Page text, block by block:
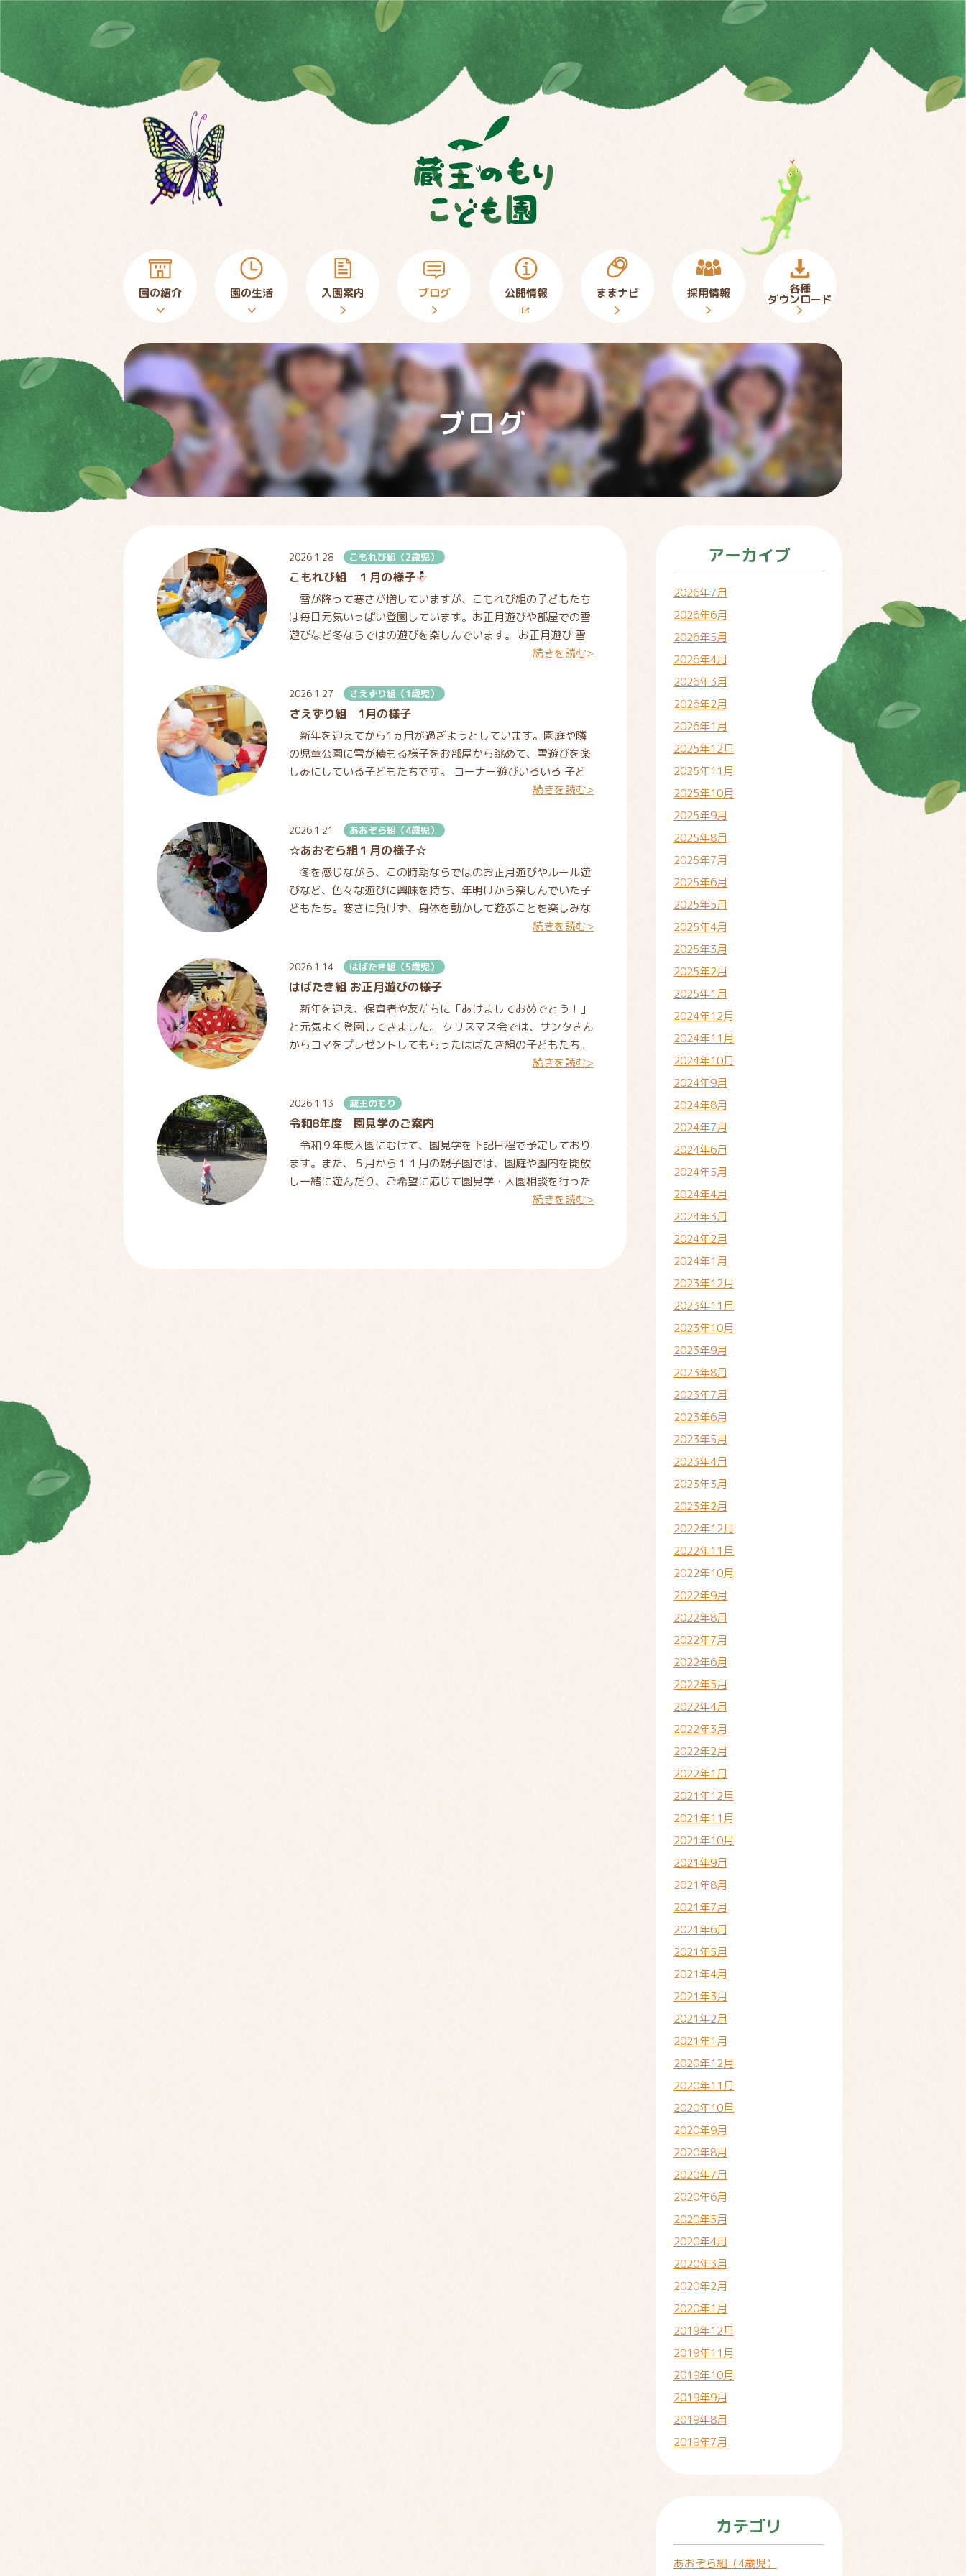
園の紹介 園の生活 入園案内 ブログ 公開情報 ままナビ 採用情報 各種
ダウンロード
ブログ
2026.1.28 こもれび組（2歳児）
こもれび組 １月の様子
雪が降って寒さが増していますが、こもれび組の子どもたち
は毎日元気いっぱい登園しています。お正月遊びや部屋での雪
遊びなど冬ならではの遊びを楽しんでいます。 お正月遊び 雪
続きを読む>
2026.1.27 さえずり組（1歳児）
さえずり組 1月の様子
新年を迎えてから1ヵ月が過ぎようとしています。園庭や隣
の児童公園に雪が積もる様子をお部屋から眺めて、雪遊びを楽
しみにしている子どもたちです。 コーナー遊びいろいろ 子ど
続きを読む>
2026.1.21 あおぞら組（4歳児）
☆あおぞら組１月の様子☆
冬を感じながら、この時期ならではのお正月遊びやルール遊
びなど、色々な遊びに興味を持ち、年明けから楽しんでいた子
どもたち。寒さに負けず、身体を動かして遊ぶことを楽しみな
続きを読む>
2026.1.14 はばたき組（5歳児）
はばたき組 お正月遊びの様子
新年を迎え、保育者や友だちに「あけましておめでとう！」
と元気よく登園してきました。 クリスマス会では、サンタさん
からコマをプレゼントしてもらったはばたき組の子どもたち。
続きを読む>
2026.1.13 蔵王のもり
令和8年度 園見学のご案内
令和９年度入園にむけて、園見学を下記日程で予定しており
ます。また、５月から１１月の親子園では、園庭や園内を開放
し一緒に遊んだり、ご希望に応じて園見学・入園相談を行った
続きを読む>
アーカイブ
2026年7月
2026年6月
2026年5月
2026年4月
2026年3月
2026年2月
2026年1月
2025年12月
2025年11月
2025年10月
2025年9月
2025年8月
2025年7月
2025年6月
2025年5月
2025年4月
2025年3月
2025年2月
2025年1月
2024年12月
2024年11月
2024年10月
2024年9月
2024年8月
2024年7月
2024年6月
2024年5月
2024年4月
2024年3月
2024年2月
2024年1月
2023年12月
2023年11月
2023年10月
2023年9月
2023年8月
2023年7月
2023年6月
2023年5月
2023年4月
2023年3月
2023年2月
2022年12月
2022年11月
2022年10月
2022年9月
2022年8月
2022年7月
2022年6月
2022年5月
2022年4月
2022年3月
2022年2月
2022年1月
2021年12月
2021年11月
2021年10月
2021年9月
2021年8月
2021年7月
2021年6月
2021年5月
2021年4月
2021年3月
2021年2月
2021年1月
2020年12月
2020年11月
2020年10月
2020年9月
2020年8月
2020年7月
2020年6月
2020年5月
2020年4月
2020年3月
2020年2月
2020年1月
2019年12月
2019年11月
2019年10月
2019年9月
2019年8月
2019年7月
カテゴリ
あおぞら組（4歳児）